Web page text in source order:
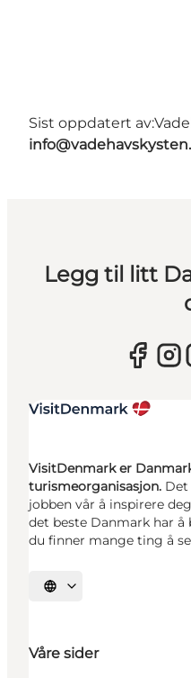
Sist oppdatert av:
Legg til litt
VisitDenmark er
turismeorganisasjon.
jobben vår å inspirere
det beste Danmark har å
du finner mange ting å
Velg språk
Våre sider